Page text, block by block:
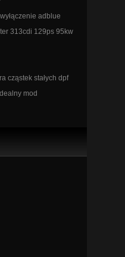
adblue
313cdi 129ps 95kw
cząstek stałych dpf
mod